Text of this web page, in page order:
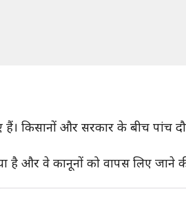
किसानों और सरकार के बीच पांच
है और वे कानूनों को वापस लिए